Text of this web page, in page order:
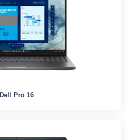
Dell Pro 16